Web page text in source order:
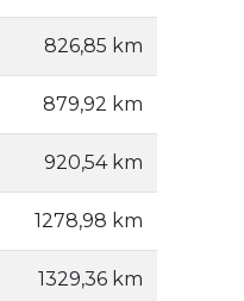
826,85 km
879,92 km
920,54 km
1278,98 km
1329,36 km